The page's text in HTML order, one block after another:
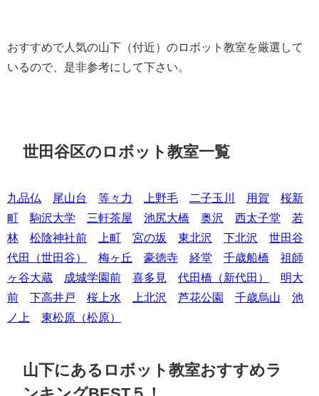
おすすめで人気の山下（付近）のロボット教室を厳選して
いるので、是非参考にして下さい。
世田谷区のロボット教室一覧
九品仏 尾山台 等々力 上野毛 二子玉川 用賀
桜新
町
駒沢大学 三軒茶屋 池尻大橋 奥沢 西太子堂
若
林
松陰神社前 上町 宮の坂 東北沢 下北沢
世田谷
代田（世田谷）
梅ヶ丘 豪徳寺 経堂 千歳船橋
祖師
ヶ谷大蔵
成城学園前 喜多見 代田橋（新代田）
明大
前
下高井戸 桜上水 上北沢 芦花公園 千歳烏山
池
ノ上
東松原（松原）
山下にあるロボット教室おすすめラ